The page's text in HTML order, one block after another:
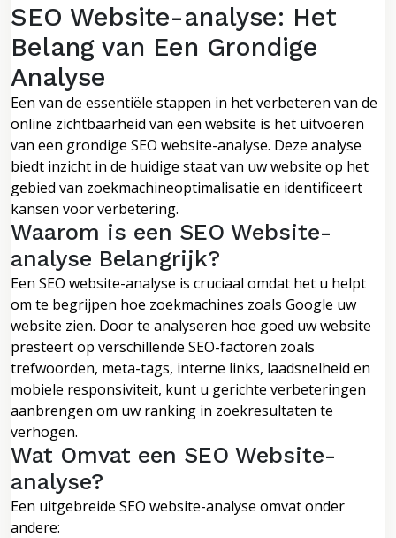
SEO Website-analyse: Het
Belang van Een Grondige
Analyse
Een van de essentiële stappen in het verbeteren van de
online zichtbaarheid van een website is het uitvoeren
van een grondige SEO website-analyse. Deze analyse
biedt inzicht in de huidige staat van uw website op het
gebied van zoekmachineoptimalisatie en identificeert
kansen voor verbetering.
Waarom is een SEO Website-
analyse Belangrijk?
Een SEO website-analyse is cruciaal omdat het u helpt
om te begrijpen hoe zoekmachines zoals Google uw
website zien. Door te analyseren hoe goed uw website
presteert op verschillende SEO-factoren zoals
trefwoorden, meta-tags, interne links, laadsnelheid en
mobiele responsiviteit, kunt u gerichte verbeteringen
aanbrengen om uw ranking in zoekresultaten te
verhogen.
Wat Omvat een SEO Website-
analyse?
Een uitgebreide SEO website-analyse omvat onder
andere: